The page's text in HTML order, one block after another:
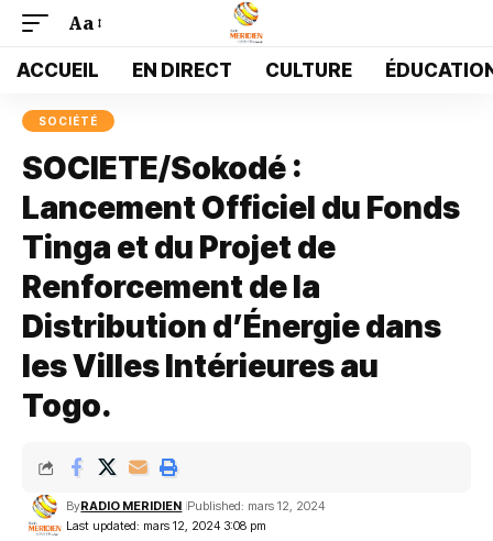
Font
Resizer
Aa
ACCUEIL EN DIRECT CULTURE
SOCIÉTÉ
SOCIETE/Sokodé :
Lancement Officiel du Fonds
Tinga et du Projet de
Renforcement de la
Distribution d’Énergie dans
les Villes Intérieures au
Togo.
Last updated: mars 12, 2024 3:08 pm
ByRADIO MERIDIEN Published: mars 12, 2024